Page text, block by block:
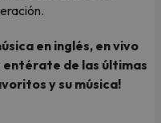
en inglés, en vivo
de las últimas
y su música!